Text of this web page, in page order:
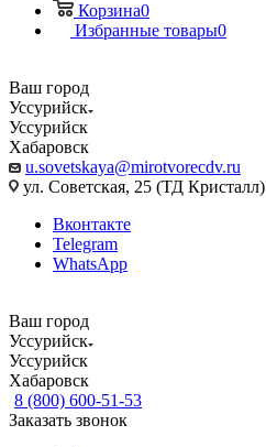
Корзина0
Избранные товары0
Ваш город
Уссурийск
Уссурийск
Хабаровск
u.sovetskaya@mirotvorecdv.ru
ул. Советская, 25 (ТД Кристалл)
Вконтакте
Telegram
WhatsApp
Ваш город
Уссурийск
Уссурийск
Хабаровск
8 (800) 600-51-53
Заказать звонок